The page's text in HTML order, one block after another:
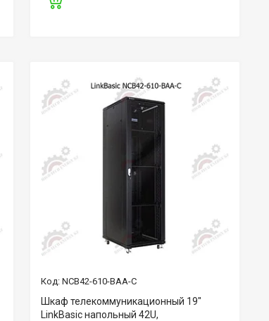
NCB42-610-BAA-C
Шкаф телекоммуникационный 19"
LinkBasic напольный 42U,